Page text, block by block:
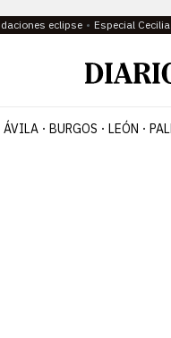
eclipse Especial Cecilia
ÁVILA BURGOS LEÓN